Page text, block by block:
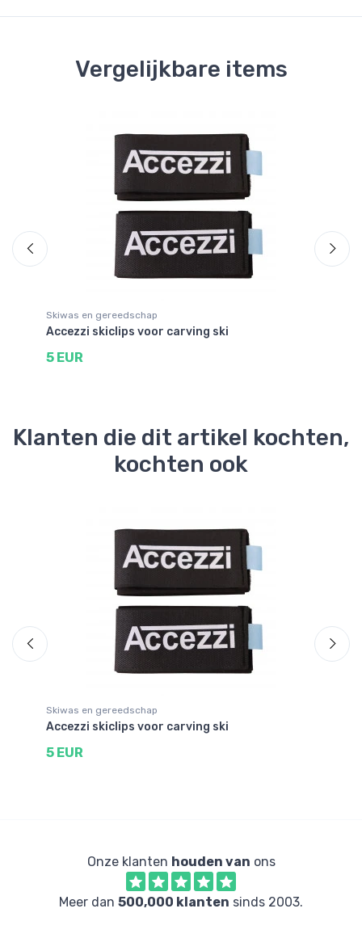
Vergelijkbare items
Skiwas en gereedschap
Accezzi skiclips voor carving ski
5 EUR
Klanten die dit artikel kochten,
kochten ook
Skiwas en gereedschap
Accezzi skiclips voor carving ski
5 EUR
Onze klanten houden van ons
Meer dan 500,000 klanten sinds 2003.